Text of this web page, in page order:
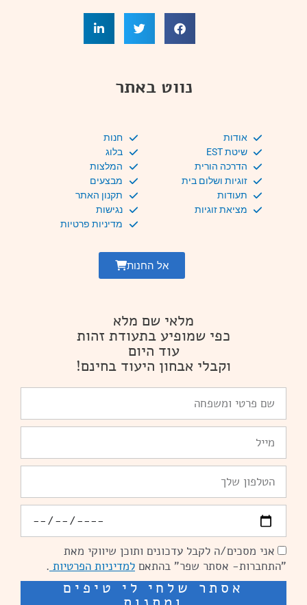
נווט באתר
אודות
שיטת EST
הדרכה הורית
זוגיות ושלום בית
תעודות
מציאת זוגיות
חנות
בלוג
המלצות
מבצעים
תקנון האתר
נגישות
מדיניות פרטיות
אל החנות
מלאי שם מלא
כפי שמופיע בתעודת זהות
עוד היום
וקבלי אבחון היעוד בחינם!
פרטי
ומשפחה
הסכמהאני מסכים/ה לקבל עדכונים ותוכן שיווקי מאת
"התחברות- אסתר שפר" בהתאם למדיניות הפרטיות .
אסתר שלחי לי טיפים